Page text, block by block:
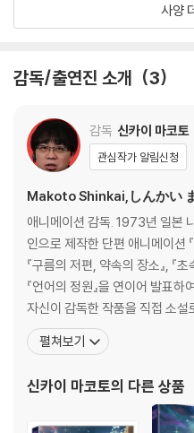
Alternate Ending: "I'm home"
[설정]
* 서플먼트 내용은 제작사의 사정
사양
감독/출연진 소개 3
감독 신카이 마코토
관심작가 알림신청
Makoto Shinkai,しんかい
애니메이션 감독. 1973년 일본
인으로 제작한 단편 애니메이션
『구름의 저편, 약속의 장소』, 『
『언어의 정원』을 연이어 발표
자신이 감독한 작품을 직접 소설
의 정원』도 높은 평가를 받고 있
일본에서는 물론, 한국을 비롯한
서들이 다수 발행되었
펼쳐보기
신카이 마코토의 다른 상품